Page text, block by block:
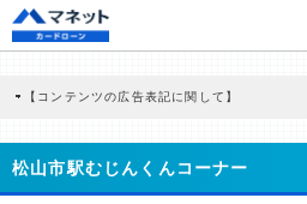
【コンテンツの広告表記に関して】
商品を根拠なくPRするものではなく、当編集部
どに基づき、公平性を担保した情報提供を行っ
松山市駅むじんくんコーナー